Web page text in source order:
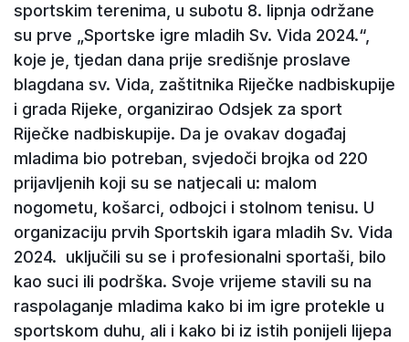
sportskim terenima, u subotu 8. lipnja održane
su prve „Sportske igre mladih Sv. Vida 2024.“,
koje je, tjedan dana prije središnje proslave
blagdana sv. Vida, zaštitnika Riječke nadbiskupije
i grada Rijeke, organizirao Odsjek za sport
Riječke nadbiskupije. Da je ovakav događaj
mladima bio potreban, svjedoči brojka od 220
prijavljenih koji su se natjecali u: malom
nogometu, košarci, odbojci i stolnom tenisu. U
organizaciju prvih Sportskih igara mladih Sv. Vida
2024. uključili su se i profesionalni sportaši, bilo
kao suci ili podrška. Svoje vrijeme stavili su na
raspolaganje mladima kako bi im igre protekle u
sportskom duhu, ali i kako bi iz istih ponijeli lijepa